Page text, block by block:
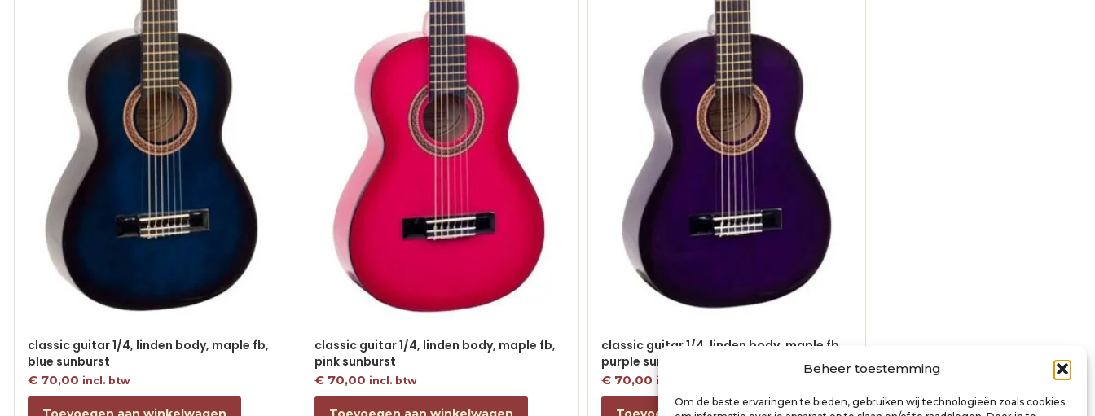
Beheer toestemming
Om de beste ervaringen te bieden, gebruiken wij technologieën zoals cookies
classic guitar 1/4, linden body, maple fb,
blue sunburst
€ 70,00 incl. btw
classic guitar 1/4, linden body, maple fb,
pink sunburst
€ 70,00 incl. btw
classic guitar 1/4, linden body, maple fb,
purple sunburst
€70,00 incl. btw
red sunburst
70,00